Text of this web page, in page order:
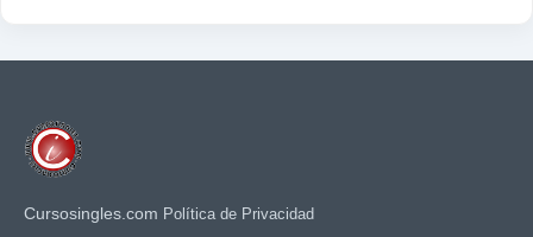
Cursosingles.com Política de Privacidad